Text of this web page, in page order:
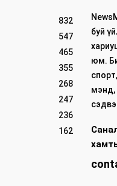
832
547
465
355
268
247
236
162
буй
юм.
мэнд,